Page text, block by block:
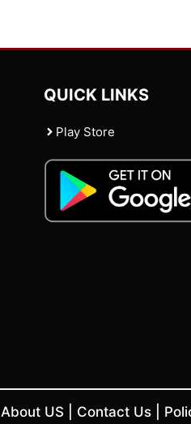
QUICK LINKS
Play Store
About US Contact Us